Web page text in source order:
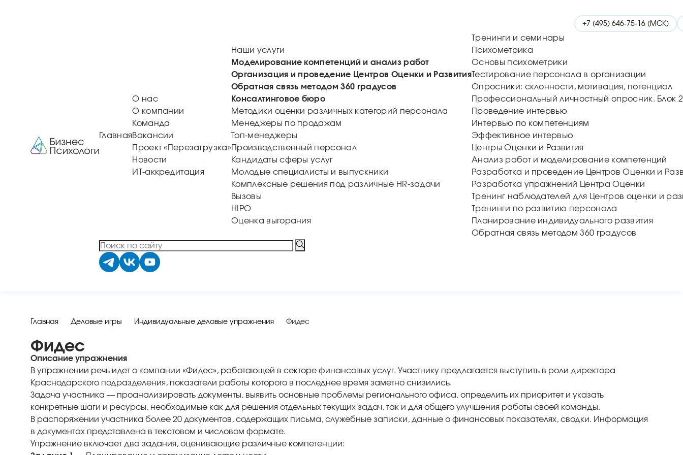
+7 (495) 646-75-16 (МСК)
Главная
О нас
О компании
Команда
Вакансии
Проект «Перезагрузка»
Новости
ИТ-аккредитация
Наши услуги
Моделирование компетенций и анализ работ
Организация и проведение Центров Оценки и Развития
Обратная связь методом 360 градусов
Консалтинговое бюро
Методики оценки различных категорий персонала
Менеджеры по продажам
Топ-менеджеры
Производственный персонал
Кандидаты сферы услуг
Молодые специалисты и выпускники
Комплексные решения под различные HR-задачи
Вызовы
HIPO
Оценка выгорания
Тренинги и семинары
Психометрика
Основы психометрики
Тестирование персонала в организации
Опросники: склонности, мотивация, потенциал
Профессиональный личностный опросник. Блок
Проведение интервью
Интервью по компетенциям
Эффективное интервью
Центры Оценки и Развития
Анализ работ и моделирование компетенций
Разработка и проведение Центров Оценки и
Разработка упражнений Центра Оценки
Тренинг наблюдателей для Центров оценки и
Тренинги по развитию персонала
Планирование индивидуального развития
Обратная связь методом 360 градусов
Главная Деловые игры Индивидуальные деловые упражнения Фидес
Фидес
Описание упражнения
В упражнении речь идет о компании «Фидес», работающей в секторе финансовых услуг. Участнику предлагается выступить в роли директора
Краснодарского подразделения, показатели работы которого в последнее время заметно снизились.
Задача участника — проанализировать документы, выявить основные проблемы регионального офиса, определить их приоритет и указать
конкретные шаги и ресурсы, необходимые как для решения отдельных текущих задач, так и для общего улучшения работы своей команды.
В распоряжении участника более 20 документов, содержащих письма, служебные записки, данные о финансовых показателях, сводки. Информация
в документах представлена в текстовом и числовом формате.
Упражнение включает два задания, оценивающие различные компетенции: